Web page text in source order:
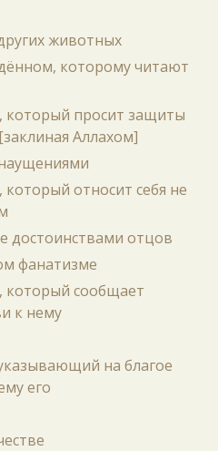
животных
которому читают
который просит защиты
Аллахом]
который относит себя не
достоинствами отцов
фанатизме
который сообщает
к нему
на благое
его